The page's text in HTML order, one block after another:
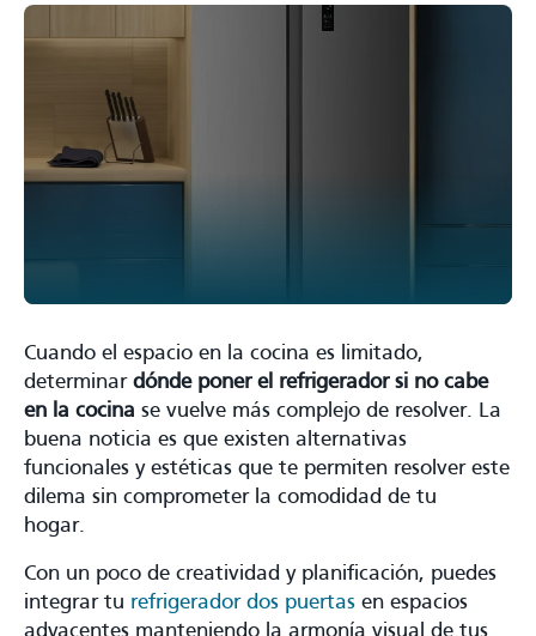
Cuando el espacio en la cocina es limitado,
determinar dónde poner el refrigerador si no cabe
en la cocina se vuelve más complejo de resolver. La
buena noticia es que existen alternativas
funcionales y estéticas que te permiten resolver este
dilema sin comprometer la comodidad de tu
hogar.
Con un poco de creatividad y planificación, puedes
integrar tu refrigerador dos puertas en espacios
adyacentes manteniendo la armonía visual de tus